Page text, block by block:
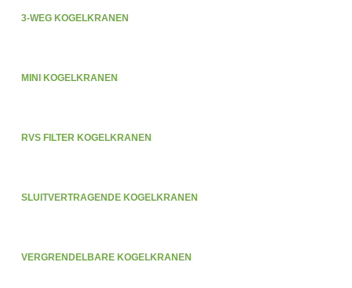
3-WEG KOGELKRANEN
MINI KOGELKRANEN
RVS FILTER KOGELKRANEN
SLUITVERTRAGENDE KOGELKRANEN
VERGRENDELBARE KOGELKRANEN